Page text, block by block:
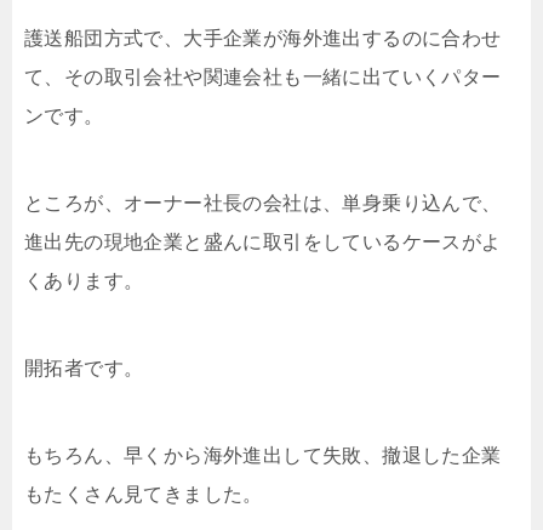
護送船団方式で、大手企業が海外進出するのに合わせ
て、その取引会社や関連会社も一緒に出ていくパター
ンです。
ところが、オーナー社長の会社は、単身乗り込んで、
進出先の現地企業と盛んに取引をしているケースがよ
くあります。
開拓者です。
もちろん、早くから海外進出して失敗、撤退した企業
もたくさん見てきました。